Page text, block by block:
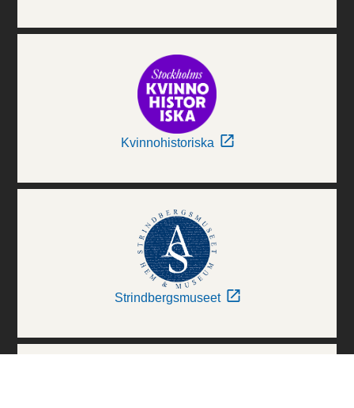
Kvinnohistoriska
Strindbergsmuseet